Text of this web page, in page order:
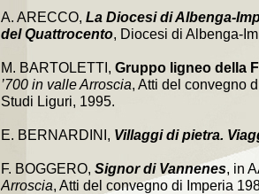
A. ARECCO, La Diocesi di Albenga-
del Quattrocento, Diocesi di Albenga-
M. BARTOLETTI, Gruppo ligneo della
’700 in valle Arroscia, Atti del convegno
Studi Liguri, 1995.
E. BERNARDINI, Villaggi di pietra.
F. BOGGERO, Signor di Vannenes, in
Arroscia, Atti del convegno di Imperia